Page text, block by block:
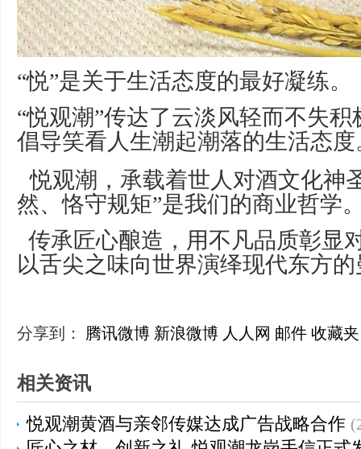
“悦”是关于生活态度的最好凝练。
“悦观潮”传达了云淡风轻而不失
倡导笑看人生潮起潮落的生活态度
悦观潮，承载着世人对酒文化神
然、恪守规矩”是我们的商业哲学
传承匠心酿造，用不凡品质彰显
以舌尖之味向世界演绎现代东方
分享到： 腾讯微博 新浪微博 人人网 邮件 收藏夹
相关资讯
悦观潮黄酒与亲邻传媒达成广告战略合作